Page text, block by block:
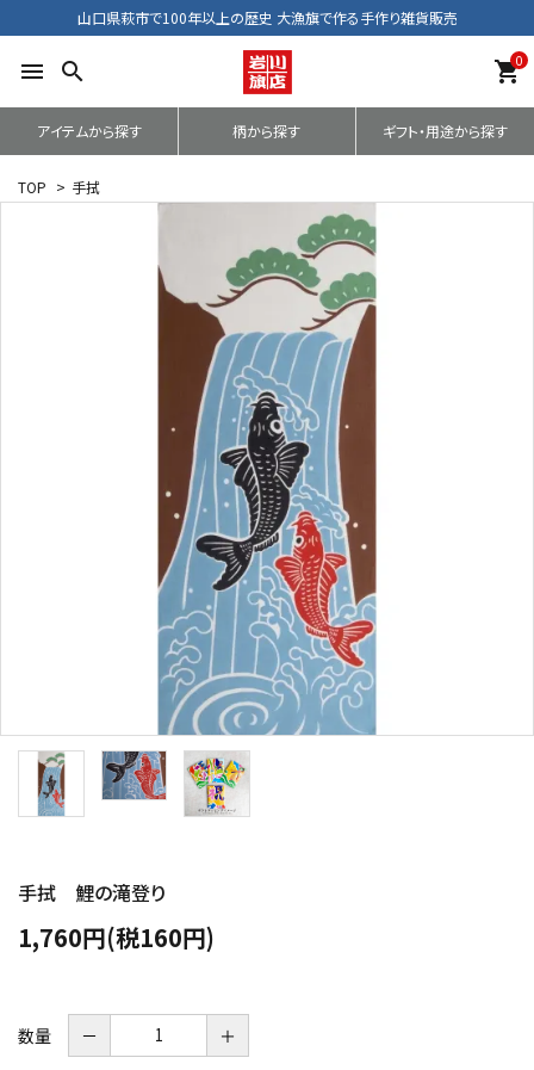
山口県萩市で100年以上の歴史 大漁旗で作る手作り雑貨販売
menu search 0
shopping_cart
アイテムから探す 柄から探す ギフト・用途から探す
TOP > 手拭
手拭 鯉の滝登り
1,760円(税160円)
数量 － ＋